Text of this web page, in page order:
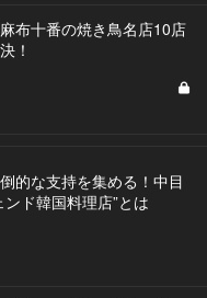
布十番の焼き鳥名店10店
！
的な支持を集める！中目
ド韓国料理店”とは